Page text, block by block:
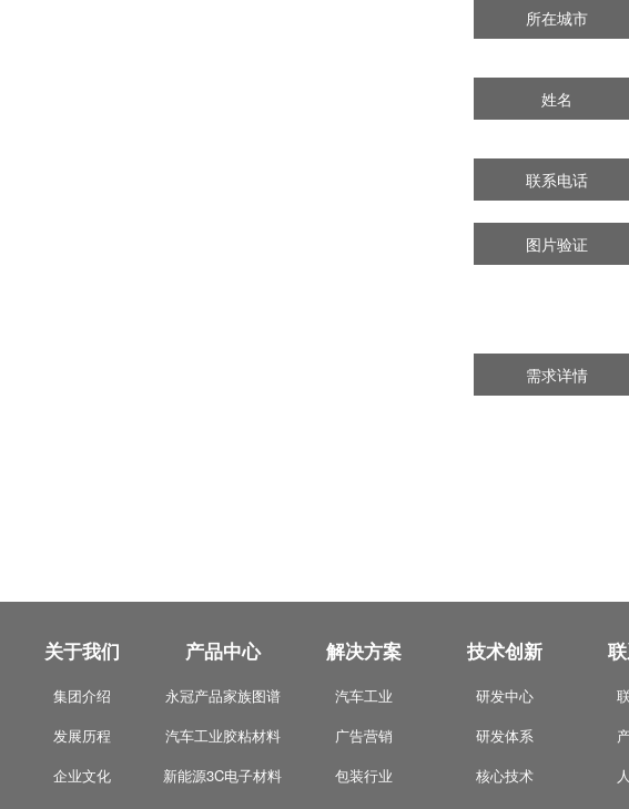
所在城市
姓名
联系电话
图片验证
需求详情
关于我们
集团介绍
发展历程
企业文化
产品中心
永冠产品家族图谱
汽车工业胶粘材料
新能源3C电子材料
解决方案
汽车工业
广告营销
包装行业
技术创新
研发中心
研发体系
核心技术